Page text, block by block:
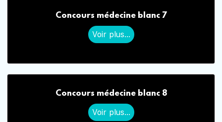
Concours médecine blanc 7
Voir plus...
Concours médecine blanc 8
Voir plus...